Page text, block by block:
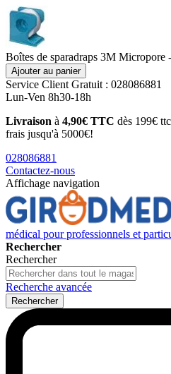
Boîtes de sparadraps 3M Micropore
Ajouter au panier
Service Client Gratuit : 028086881
Lun-Ven 8h30-18h
Livraison à 4,90€ TTC dès 199€
frais jusqu'à 5000€!
028086881
Contactez-nous
Affichage navigation
médical pour professionnels et
Rechercher
Rechercher
Recherche avancée
Rechercher